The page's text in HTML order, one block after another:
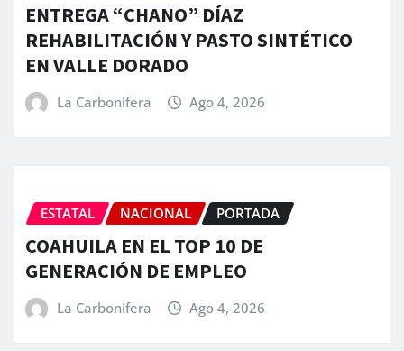
ENTREGA “CHANO” DÍAZ
REHABILITACIÓN Y PASTO SINTÉTICO
EN VALLE DORADO
La Carbonifera Ago 4, 2026
ESTATAL NACIONAL PORTADA
COAHUILA EN EL TOP 10 DE
GENERACIÓN DE EMPLEO
La Carbonifera Ago 4, 2026